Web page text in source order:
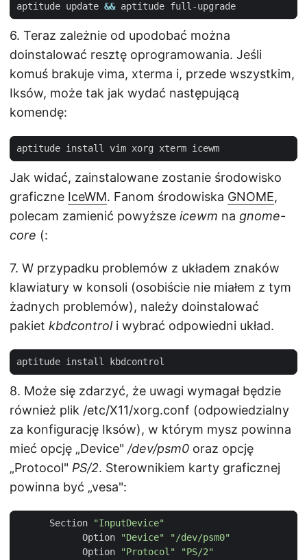
aptitude update &&
6. Teraz zależnie od upodobać można
doinstalować resztę oprogramowania. Jeśli
komuś brakuje vima, xterma i, przede wszystkim,
Iksów, może tak jak wydać następującą
komendę:
Jak widać, zainstalowane zostanie środowisko
graficzne IceWM. Fanom środowiska GNOME,
polecam zamienić powyższe icewm na gnome-
core (:
7. W przypadku problemów z układem znaków
klawiatury w konsoli (osobiście nie miałem z tym
żadnych problemów), należy doinstalować
pakiet kbdcontroli wybrać odpowiedni układ.
8. Może się zdarzyć, że uwagi wymagał będzie
również plik /etc/X11/xorg.conf (odpowiedzialny
za konfigurację Iksów), w którym mysz powinna
mieć opcję „Device" /dev/psm0 oraz opcję
„Protocol" PS/2. Sterownikiem karty graficznej
powinna być „vesa":
      Section
"InputDevice"
            Option
"Device"
"/dev/psm0"
            Option
"Protocol"
"PS/2"